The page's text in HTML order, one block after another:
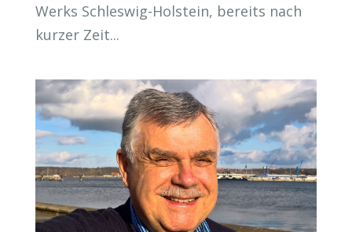
Werks Schleswig-Holstein, bereits nach
kurzer Zeit...